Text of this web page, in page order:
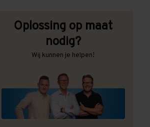
Oplossing op maat
nodig?
Wij kunnen je helpen!